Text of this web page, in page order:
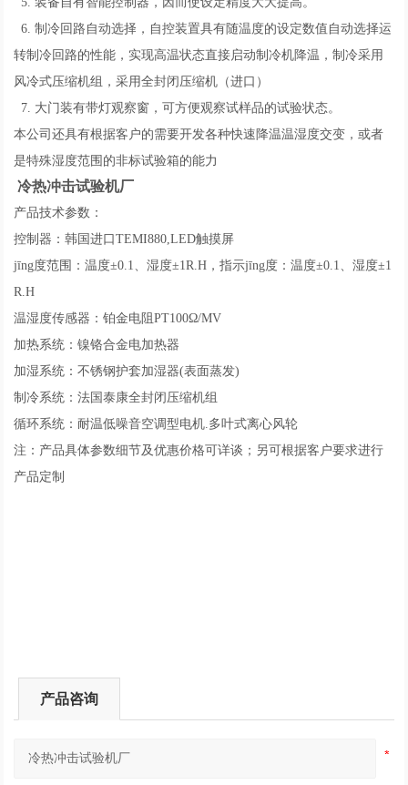
6. 制冷回路自动选择，自控装置具有随温度的设定数值自动选择运
转制冷回路的性能，实现高温状态直接启动制冷机降温，制冷采用
风冷式压缩机组，采用全封闭压缩机（进口）
7. 大门装有带灯观察窗，可方便观察试样品的试验状态。
本公司还具有根据客户的需要开发各种快速降温温湿度交变，或者
是特殊湿度范围的非标试验箱的能力
冷热冲击试验机厂
产品技术参数：
控制器：韩国进口TEMI880,LED触摸屏
jīng度范围：温度±0.1、湿度±1R.H，指示jīng度：温度±0.1、湿度±1
R.H
温湿度传感器：铂金电阻PT100Ω/MV
加热系统：镍铬合金电加热器
加湿系统：不锈钢护套加湿器(表面蒸发)
制冷系统：法国泰康全封闭压缩机组
循环系统：耐温低噪音空调型电机.多叶式离心风轮
注：产品具体参数细节及优惠价格可详谈；另可根据客户要求进行
产品定制
产品咨询